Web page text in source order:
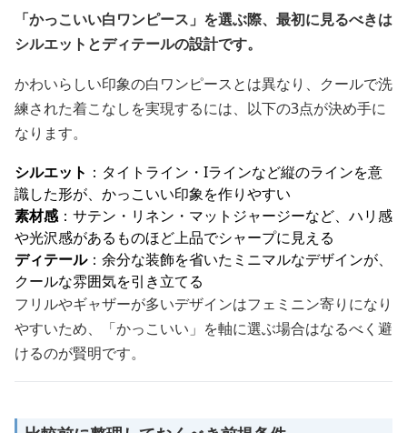
「かっこいい白ワンピース」を選ぶ際、最初に見るべきは
シルエットとディテールの設計です。
かわいらしい印象の白ワンピースとは異なり、クールで洗
練された着こなしを実現するには、以下の3点が決め手に
なります。
シルエット ：タイトライン・Iラインなど縦のラインを意
識した形が、かっこいい印象を作りやすい
素材感：サテン・リネン・マットジャージーなど、ハリ感
や光沢感があるものほど上品でシャープに見える
ディテール：余分な装飾を省いたミニマルなデザインが、
クールな雰囲気を引き立てる
フリルやギャザーが多いデザインはフェミニン寄りになり
やすいため、「かっこいい」を軸に選ぶ場合はなるべく避
けるのが賢明です。